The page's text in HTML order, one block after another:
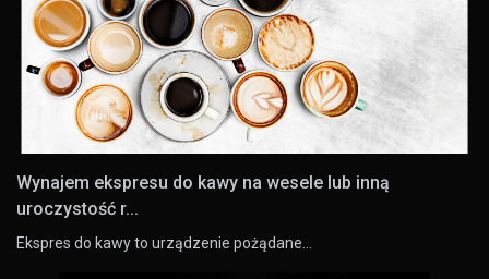
Wynajem ekspresu do kawy na wesele lub inną
uroczystość r...
Ekspres do kawy to urządzenie pożądane…